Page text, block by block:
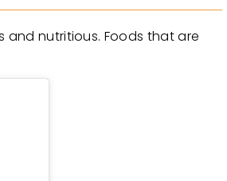
nutritious. Foods that are